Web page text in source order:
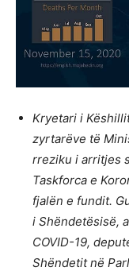
Kryetari i
zyrtarëve të
rreziku i arritjes
Taskforca e
fjalën e fundit.
i Shëndetësisë,
COVID-19,
Shëndetit në